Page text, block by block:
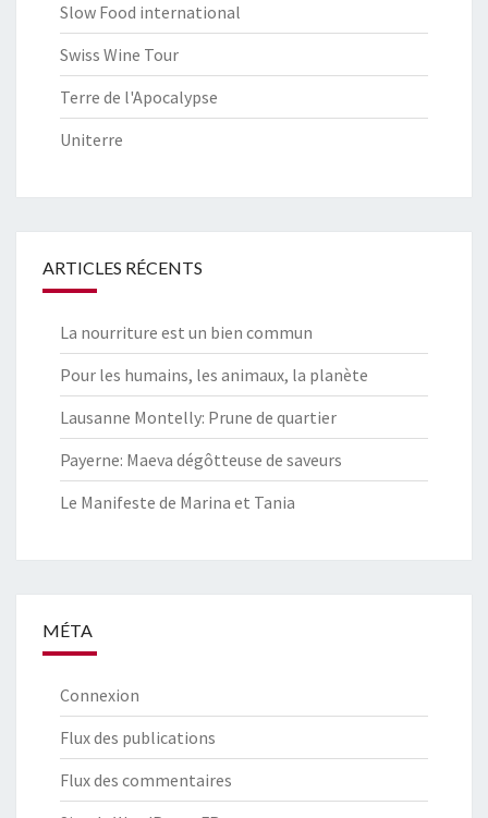
Slow Food international
Swiss Wine Tour
Terre de l'Apocalypse
Uniterre
ARTICLES RÉCENTS
La nourriture est un bien commun
Pour les humains, les animaux, la planète
Lausanne Montelly: Prune de quartier
Payerne: Maeva dégôtteuse de saveurs
Le Manifeste de Marina et Tania
MÉTA
Connexion
Flux des publications
Flux des commentaires